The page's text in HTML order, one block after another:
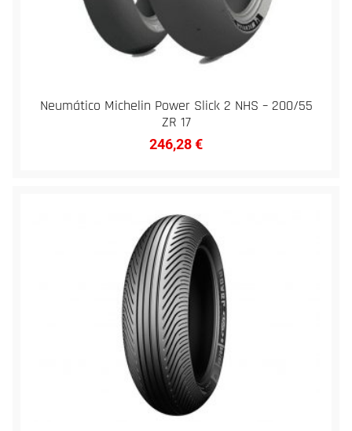
Neumático Michelin Power Slick 2 NHS – 200/55
ZR 17
246,28€